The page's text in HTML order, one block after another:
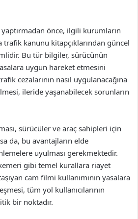
önce, ilgili kurumların
kanunu kitapçıklarından güncel
Bu tür bilgiler, sürücünün
uygun hareket etmesini
cezalarının nasıl uygulanacağına
ileride yaşanabilecek sorunların
sürücüler ve araç sahipleri için
da, bu avantajların elde
uyulması gerekmektedir.
gibi temel kurallara riayet
cam filmi kullanımının yasalara
tüm yol kullanıcılarının
bir noktadır.